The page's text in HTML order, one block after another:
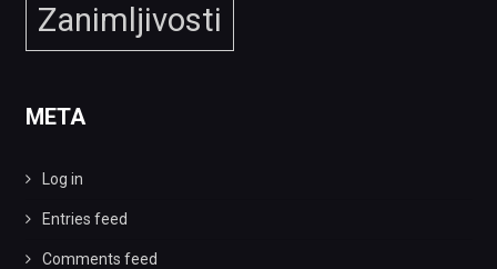
Zanimljivosti
META
Log in
Entries feed
Comments feed